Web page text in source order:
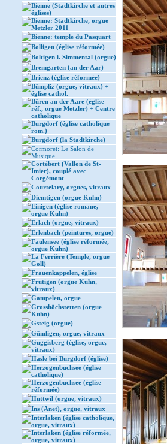
Bienne (Stadtkirche et autres
églises)
Bienne: Stadtkirche, orgue
Metzler 2011
Bienne: temple du Pasquart
Bolligen (église réformée)
Boltigen i. Simmental (orgue)
Bremgarten (an der Aar)
Brienz (église réformée)
Bümpliz (orgue, vitraux) +
église cathol.
Büren an der Aare (église
réf., orgue Metzler) + Centre
catholique
Burgdorf (église catholique
rom.)
Burgdorf (la Stadtkirche)
Cormoret: Le Salon de
Musique
Cortébert (Vallon de St-
Imier), couplé avec
Corgémont
Courtelary, orgues, vitraux
Diemtigen (orgue Kuhn)
Einigen (église romane,
orgue Kuhn)
Erlach (orgue, vitraux)
Erlenbach (peintures, orgue)
Faulensee (église réformée,
orgue Kuhn)
La Ferrière (Temple, orgue
Goll)
Frauenkappelen, église
Frutigen (orgue Kuhn,
vitraux)
Gampelen, orgue
Grosshöchstetten (orgue
Kuhn)
Gsteig (orgue)
Gümligen, orgue, vitraux
Guggisberg (église, orgue,
vitraux)
Hasle bei Burgdorf (église)
Herzogenbuchsee (église
catholique)
Herzogenbuchsee (église
réformée)
Huttwil (orgue, vitraux)
Ins (Anet), orgue, vitraux
Interlaken (église catholique,
orgue, vitraux)
Interlaken (église réformée,
orgue, vitraux)